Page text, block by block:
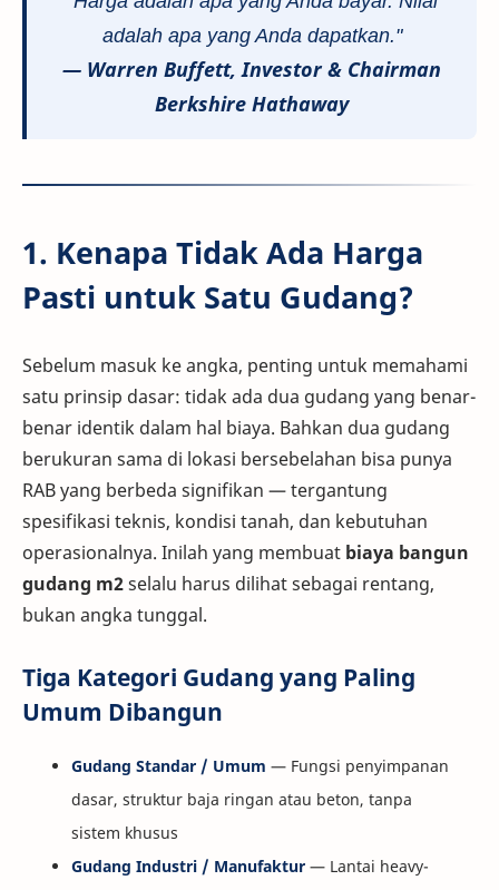
adalah apa yang Anda dapatkan."
— Warren Buffett, Investor & Chairman
Berkshire Hathaway
1. Kenapa Tidak Ada Harga
Pasti untuk Satu Gudang?
Sebelum masuk ke angka, penting untuk memahami
satu prinsip dasar: tidak ada dua gudang yang benar-
benar identik dalam hal biaya. Bahkan dua gudang
berukuran sama di lokasi bersebelahan bisa punya
RAB yang berbeda signifikan — tergantung
spesifikasi teknis, kondisi tanah, dan kebutuhan
operasionalnya. Inilah yang membuat biaya bangun
gudang m2selalu harus dilihat sebagai rentang,
bukan angka tunggal.
Tiga Kategori Gudang yang Paling
Umum Dibangun
Gudang Standar / Umum — Fungsi penyimpanan
dasar, struktur baja ringan atau beton, tanpa
sistem khusus
Gudang Industri / Manufaktur — Lantai heavy-